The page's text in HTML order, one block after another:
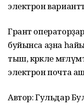
электрон вариантта
Грант
буйынса аҙна
тыш, кәрәкле
электрон почта
Автор: Гульдар